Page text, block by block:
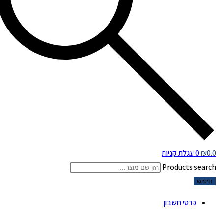
₪0.0
0 עגלת קניות
Products search
חיפוש
פרטי חשבון